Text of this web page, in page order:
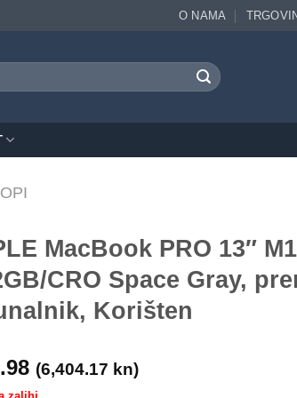
O NAMA
MacBook PRO 13″
CRO Space Gray,
Korišten
(6,404.17 kn)